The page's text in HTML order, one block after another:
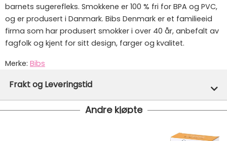
barnets sugerefleks. Smokkene er 100 % fri for BPA og PVC,
og er produsert i Danmark. Bibs Denmark er et familieeid
firma som har produsert smokker i over 40 år, anbefalt av
fagfolk og kjent for sitt design, farger og kvalitet.
Merke: Bibs
Frakt og Leveringstid
Denne varen er ikke lager hos oss, men vil bli bestilt
Andre kjøpte